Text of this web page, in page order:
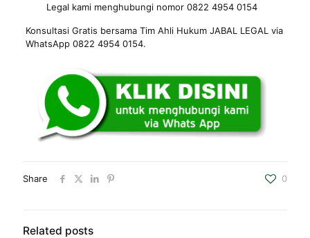
Legal kami menghubungi nomor 0822 4954 0154
Konsultasi Gratis bersama Tim Ahli Hukum JABAL LEGAL via
WhatsApp 0822 4954 0154.
Share 0
Related posts